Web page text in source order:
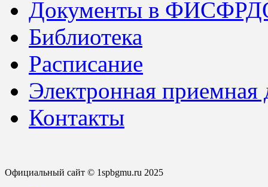
Документы в
Библиотека
Расписание
Электронная
Контакты
Официальный сайт © 1spbgmu.ru 2025